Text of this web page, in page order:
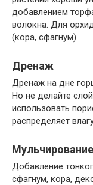
добавлением
волокна. Для
(кора, сфагнум).
Дренаж
Дренаж на дне
Но не делайте
использовать
распределяет
Мульчирование
Добавление
сфагнум, кора,